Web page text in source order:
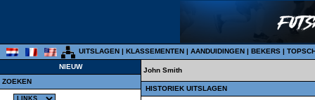
UITSLAGEN | KLASSEMENTEN | AANDUIDINGEN | BEKERS |
NIEUW
ZOEKEN
John Smith
HISTORIEK UITSLAGEN